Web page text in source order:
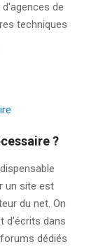
de
techniques
?
un site est
du net. On
d’écrits dans
dédiés